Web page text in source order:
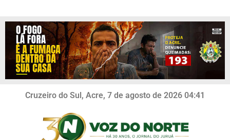
Cruzeiro do Sul, Acre, 7 de agosto de 2026 04:41